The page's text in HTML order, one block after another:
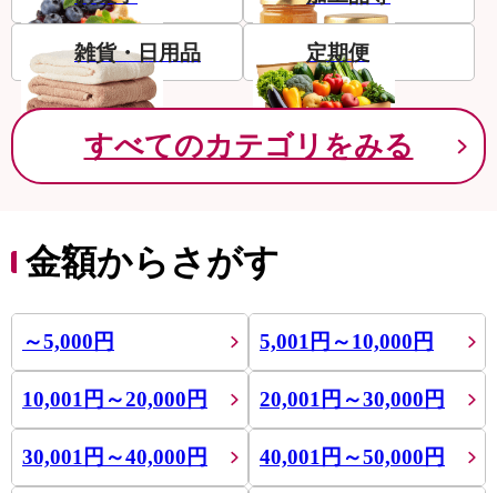
雑貨・日用品 定期便
すべてのカテゴリをみる
金額からさがす
～5,000円 5,001円～10,000円
10,001円～20,000円 20,001円～30,000円
30,001円～40,000円 40,001円～50,000円